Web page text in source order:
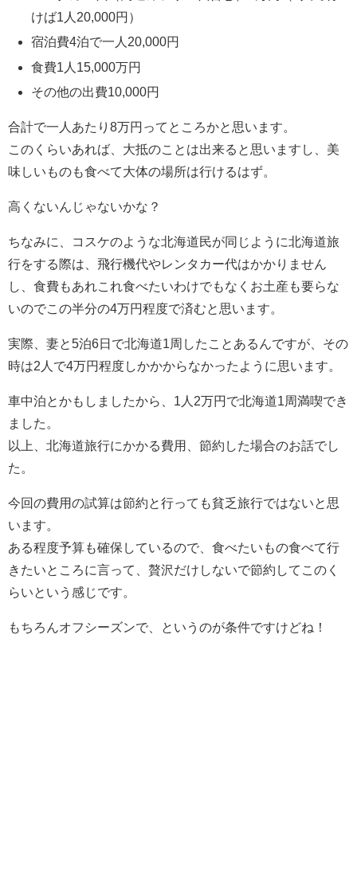
けば1人20,000円）
宿泊費4泊で一人20,000円
食費1人15,000万円
その他の出費10,000円
合計で一人あたり8万円ってところかと思います。
このくらいあれば、大抵のことは出来ると思いますし、美
味しいものも食べて大体の場所は行けるはず。
高くないんじゃないかな？
ちなみに、コスケのような北海道民が同じように北海道旅
行をする際は、飛行機代やレンタカー代はかかりません
し、食費もあれこれ食べたいわけでもなくお土産も要らな
いのでこの半分の4万円程度で済むと思います。
実際、妻と5泊6日で北海道1周したことあるんですが、その
時は2人で4万円程度しかかからなかったように思います。
車中泊とかもしましたから、1人2万円で北海道1周満喫でき
ました。
以上、北海道旅行にかかる費用、節約した場合のお話でし
た。
今回の費用の試算は節約と行っても貧乏旅行ではないと思
います。
ある程度予算も確保しているので、食べたいもの食べて行
きたいところに言って、贅沢だけしないで節約してこのく
らいという感じです。
もちろんオフシーズンで、というのが条件ですけどね！